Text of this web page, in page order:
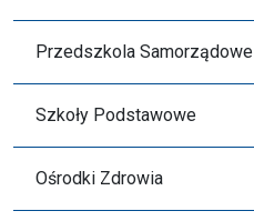
Przedszkola Samorządowe
Szkoły Podstawowe
Ośrodki Zdrowia